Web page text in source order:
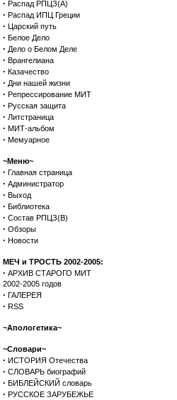
· Распад РПЦЗ(А)
· Распад ИПЦ Греции
· Царский путь
· Белое Дело
· Дело о Белом Деле
· Врангелиана
· Казачество
· Дни нашей жизни
· Репрессирование МИТ
· Русская защита
· Литстраница
· МИТ-альбом
· Мемуарное
~Меню~
· Главная страница
· Администратор
· Выход
· Библиотека
· Состав РПЦЗ(В)
· Обзоры
· Новости
МЕЧ и ТРОСТЬ 2002-2005:
· АРХИВ СТАРОГО МИТ
2002-2005 годов
· ГАЛЕРЕЯ
· RSS
~Апологетика~
~Словари~
· ИСТОРИЯ Отечества
· СЛОВАРЬ биографий
· БИБЛЕЙСКИЙ словарь
· РУССКОЕ ЗАРУБЕЖЬЕ